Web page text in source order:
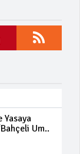
Yasaya
Um..